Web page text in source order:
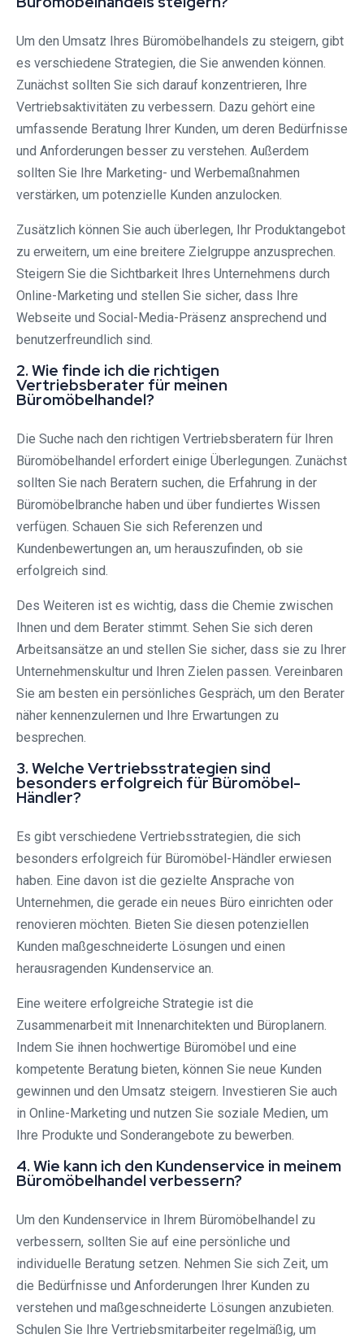
Um den Umsatz Ihres Büromöbelhandels zu steigern, gibt
es verschiedene Strategien, die Sie anwenden können.
Zunächst sollten Sie sich darauf konzentrieren, Ihre
Vertriebsaktivitäten zu verbessern. Dazu gehört eine
umfassende Beratung Ihrer Kunden, um deren Bedürfnisse
und Anforderungen besser zu verstehen. Außerdem
sollten Sie Ihre Marketing- und Werbemaßnahmen
verstärken, um potenzielle Kunden anzulocken.
Zusätzlich können Sie auch überlegen, Ihr Produktangebot
zu erweitern, um eine breitere Zielgruppe anzusprechen.
Steigern Sie die Sichtbarkeit Ihres Unternehmens durch
Online-Marketing und stellen Sie sicher, dass Ihre
Webseite und Social-Media-Präsenz ansprechend und
benutzerfreundlich sind.
2. Wie finde ich die richtigen
Vertriebsberater für meinen
Büromöbelhandel?
Die Suche nach den richtigen Vertriebsberatern für Ihren
Büromöbelhandel erfordert einige Überlegungen. Zunächst
sollten Sie nach Beratern suchen, die Erfahrung in der
Büromöbelbranche haben und über fundiertes Wissen
verfügen. Schauen Sie sich Referenzen und
Kundenbewertungen an, um herauszufinden, ob sie
erfolgreich sind.
Des Weiteren ist es wichtig, dass die Chemie zwischen
Ihnen und dem Berater stimmt. Sehen Sie sich deren
Arbeitsansätze an und stellen Sie sicher, dass sie zu Ihrer
Unternehmenskultur und Ihren Zielen passen. Vereinbaren
Sie am besten ein persönliches Gespräch, um den Berater
näher kennenzulernen und Ihre Erwartungen zu
besprechen.
3. Welche Vertriebsstrategien sind
besonders erfolgreich für Büromöbel-
Händler?
Es gibt verschiedene Vertriebsstrategien, die sich
besonders erfolgreich für Büromöbel-Händler erwiesen
haben. Eine davon ist die gezielte Ansprache von
Unternehmen, die gerade ein neues Büro einrichten oder
renovieren möchten. Bieten Sie diesen potenziellen
Kunden maßgeschneiderte Lösungen und einen
herausragenden Kundenservice an.
Eine weitere erfolgreiche Strategie ist die
Zusammenarbeit mit Innenarchitekten und Büroplanern.
Indem Sie ihnen hochwertige Büromöbel und eine
kompetente Beratung bieten, können Sie neue Kunden
gewinnen und den Umsatz steigern. Investieren Sie auch
in Online-Marketing und nutzen Sie soziale Medien, um
Ihre Produkte und Sonderangebote zu bewerben.
4. Wie kann ich den Kundenservice in meinem
Büromöbelhandel verbessern?
Um den Kundenservice in Ihrem Büromöbelhandel zu
verbessern, sollten Sie auf eine persönliche und
individuelle Beratung setzen. Nehmen Sie sich Zeit, um
die Bedürfnisse und Anforderungen Ihrer Kunden zu
verstehen und maßgeschneiderte Lösungen anzubieten.
Schulen Sie Ihre Vertriebsmitarbeiter regelmäßig, um